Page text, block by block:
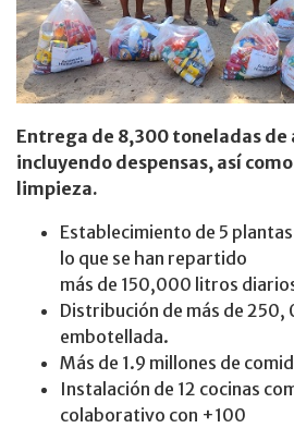
Entrega de 8,300 toneladas
incluyendo despensas, así
limpieza.
Establecimiento de 5
lo que se han repartido
más de 150,000 litros
Distribución de más de
embotellada.
Más de 1.9 millones de
Instalación de 12 cocinas
colaborativo con +100